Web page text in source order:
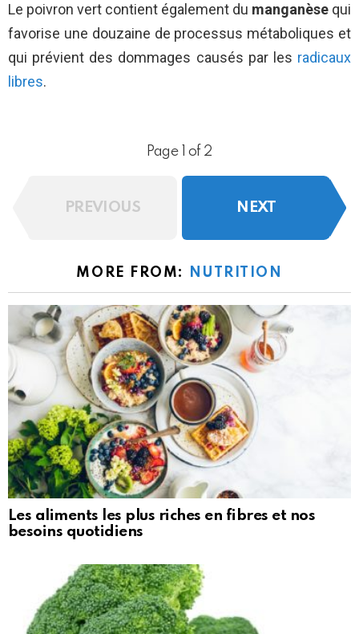
Le poivron vert contient également du manganèse qui
favorise une douzaine de processus métaboliques et
qui prévient des dommages causés par les radicaux
libres.
Page 1 of 2
PREVIOUS NEXT
MORE FROM: NUTRITION
Les aliments les plus riches en fibres et nos
besoins quotidiens